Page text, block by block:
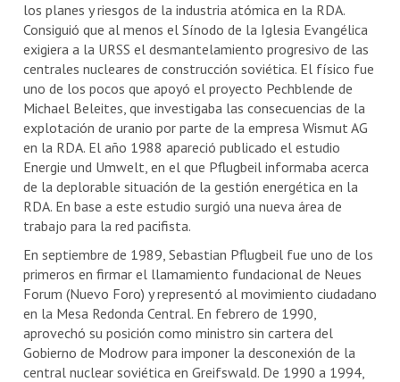
los planes y riesgos de la industria atómica en la RDA.
Consiguió que al menos el Sínodo de la Iglesia Evangélica
exigiera a la URSS el desmantelamiento progresivo de las
centrales nucleares de construcción soviética. El físico fue
uno de los pocos que apoyó el proyecto Pechblende de
Michael Beleites, que investigaba las consecuencias de la
explotación de uranio por parte de la empresa Wismut AG
en la RDA. El año 1988 apareció publicado el estudio
Energie und Umwelt, en el que Pflugbeil informaba acerca
de la deplorable situación de la gestión energética en la
RDA. En base a este estudio surgió una nueva área de
trabajo para la red pacifista.
En septiembre de 1989, Sebastian Pflugbeil fue uno de los
primeros en firmar el llamamiento fundacional de Neues
Forum (Nuevo Foro) y representó al movimiento ciudadano
en la Mesa Redonda Central. En febrero de 1990,
aprovechó su posición como ministro sin cartera del
Gobierno de Modrow para imponer la desconexión de la
central nuclear soviética en Greifswald. De 1990 a 1994,